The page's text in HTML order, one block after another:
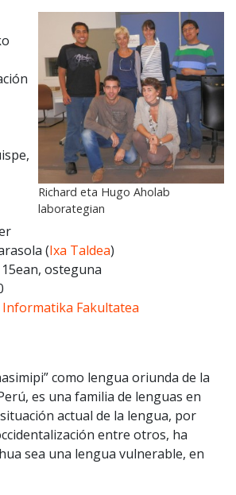
Richard eta Hugo Aholab
laborategian
(Ixa Taldea)
osteguna
Informatika Fakultatea
como lengua oriunda de la
es una familia de lenguas en
actual de la lengua, por
entre otros, ha
sea una lengua vulnerable, en